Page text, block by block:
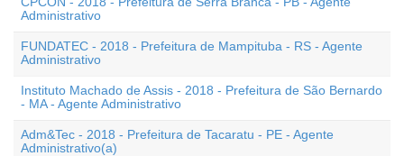
Administrativo
FUNDATEC - 2018 - Prefeitura de Mampituba - RS - Agente
Administrativo
Instituto Machado de Assis - 2018 - Prefeitura de São Bernardo
- MA - Agente Administrativo
Adm&Tec - 2018 - Prefeitura de Tacaratu - PE - Agente
Administrativo(a)